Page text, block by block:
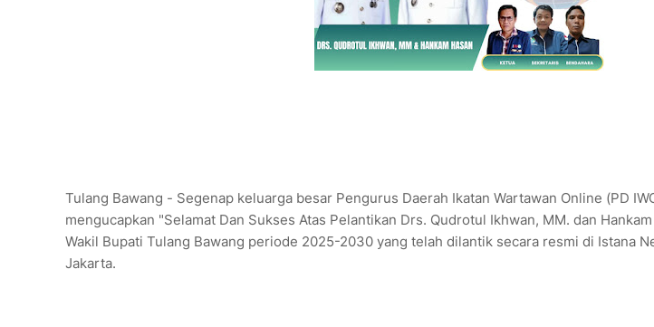
Tulang Bawang - Segenap keluarga besar Pengurus Daerah Ikatan Wartawan Online (PD
mengucapkan "Selamat Dan Sukses Atas Pelantikan Drs. Qudrotul Ikhwan, MM. dan
Wakil Bupati Tulang Bawang periode 2025-2030 yang telah dilantik secara resmi di Istana
Jakarta.